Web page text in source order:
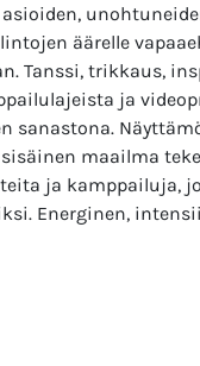
äärelle
Tanssi, trikkaus,
ja
sanastona.
maailma
ja kamppailuja,
Energinen,